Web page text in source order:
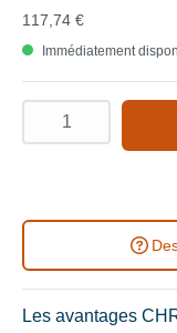
117,74 €
Immédiatement
Les avantages